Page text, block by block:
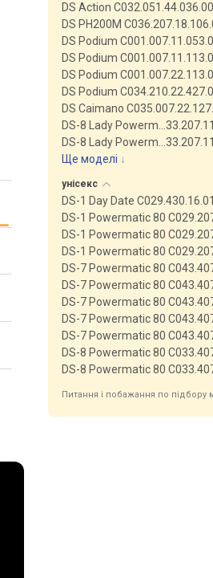
DS Action C032.051.44.036.00
DS PH200M
DS Podium
DS Podium
DS Podium
DS Podium
DS Caimano
DS-8 Lady
DS-8 Lady
Ще моделі ↓
унісекс
DS-1 Day Date
DS-1 Powermatic 80
DS-1 Powermatic 80
DS-1 Powermatic 80
DS-7 Powermatic 80
DS-7 Powermatic 80
DS-7 Powermatic 80
DS-7 Powermatic 80
DS-7 Powermatic 80
DS-8 Powermatic 80
DS-8 Powermatic 80
Питання і побажання по підбору